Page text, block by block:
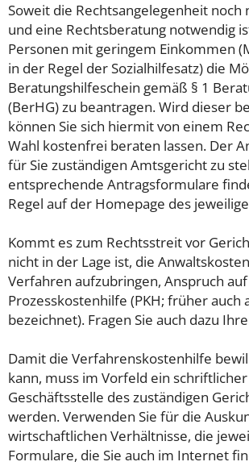
Soweit die Rechtsangelegenheit noch
und eine Rechtsberatung notwendig
Personen mit geringem Einkommen
in der Regel der Sozialhilfesatz) die
Beratungshilfeschein gemäß § 1
(BerHG) zu beantragen. Wird dieser
können Sie sich hiermit von einem
Wahl kostenfrei beraten lassen. Der
für Sie zuständigen Amtsgericht zu
entsprechende Antragsformulare
Regel auf der Homepage des
Kommt es zum Rechtsstreit vor
nicht in der Lage ist, die
Verfahren aufzubringen, Anspruch auf
Prozesskostenhilfe (PKH; früher auch
bezeichnet). Fragen Sie auch dazu
Damit die Verfahrenskostenhilfe
kann, muss im Vorfeld ein
Geschäftsstelle des zuständigen
werden. Verwenden Sie für die
wirtschaftlichen Verhältnisse, die
Formulare, die Sie auch im Internet